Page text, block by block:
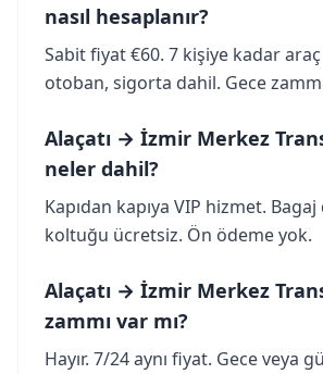
nasıl hesaplanır?
Sabit fiyat €60. 7 kişiye kadar araç
otoban, sigorta dahil. Gece
Alaçatı → İzmir Merkez
neler dahil?
Kapıdan kapıya VIP hizmet.
koltuğu ücretsiz. Ön ödeme yok.
Alaçatı → İzmir Merkez
zammı var mı?
Hayır. 7/24 aynı fiyat. Gece veya